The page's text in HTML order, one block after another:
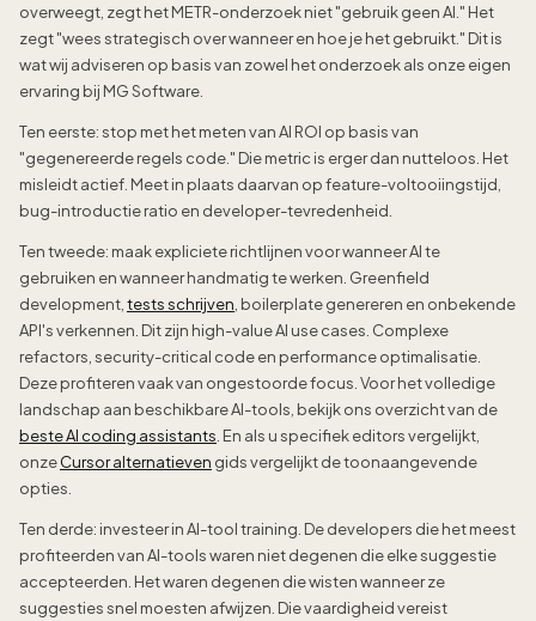
overweegt, zegt het METR-onderzoek niet "gebruik geen AI." Het
zegt "wees strategisch over wanneer en hoe je het gebruikt." Dit is
wat wij adviseren op basis van zowel het onderzoek als onze eigen
ervaring bij MG Software.
Ten eerste: stop met het meten van AI ROI op basis van
"gegenereerde regels code." Die metric is erger dan nutteloos. Het
misleidt actief. Meet in plaats daarvan op feature-voltooiingstijd,
bug-introductie ratio en developer-tevredenheid.
Ten tweede: maak expliciete richtlijnen voor wanneer AI te
gebruiken en wanneer handmatig te werken. Greenfield
development, tests schrijven , boilerplate genereren en onbekende
API's verkennen. Dit zijn high-value AI use cases. Complexe
refactors, security-critical code en performance optimalisatie.
Deze profiteren vaak van ongestoorde focus. Voor het volledige
landschap aan beschikbare AI-tools, bekijk ons overzicht van de
beste AI coding assistants . En als u specifiek editors vergelijkt,
onzeCursor alternatieven gids vergelijkt de toonaangevende
opties.
Ten derde: investeer in AI-tool training. De developers die het meest
profiteerden van AI-tools waren niet degenen die elke suggestie
accepteerden. Het waren degenen die wisten wanneer ze
suggesties snel moesten afwijzen. Die vaardigheid vereist